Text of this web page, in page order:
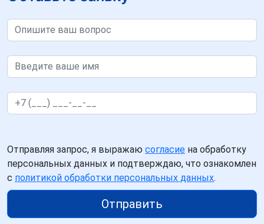
Отправляя запрос, я выражаю согласие на обработку
персональных данных и подтверждаю, что ознакомлен
с политикой обработки персональных данных.
Отправить